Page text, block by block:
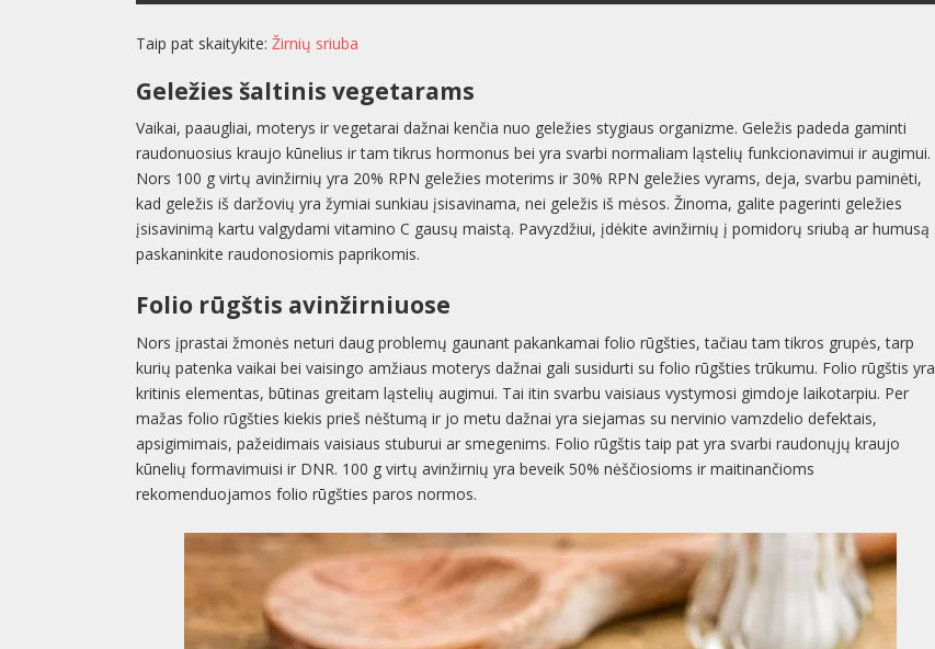
Taip pat skaitykite:Žirnių sriuba
Geležies šaltinis vegetarams
Vaikai, paaugliai, moterys ir vegetarai dažnai kenčia nuo geležies stygiaus organizme. Geležis padeda gaminti
raudonuosius kraujo kūnelius ir tam tikrus hormonus bei yra svarbi normaliam ląstelių funkcionavimui ir augimui.
Nors 100 g virtų avinžirnių yra 20% RPN geležies moterims ir 30% RPN geležies vyrams, deja, svarbu paminėti,
kad geležis iš daržovių yra žymiai sunkiau įsisavinama, nei geležis iš mėsos. Žinoma, galite pagerinti geležies
įsisavinimą kartu valgydami vitamino C gausų maistą. Pavyzdžiui, įdėkite avinžirnių į pomidorų sriubą ar humusą
paskaninkite raudonosiomis paprikomis.
Folio rūgštis avinžirniuose
Nors įprastai žmonės neturi daug problemų gaunant pakankamai folio rūgšties, tačiau tam tikros grupės, tarp
kurių patenka vaikai bei vaisingo amžiaus moterys dažnai gali susidurti su folio rūgšties trūkumu. Folio rūgštis yra
kritinis elementas, būtinas greitam ląstelių augimui. Tai itin svarbu vaisiaus vystymosi gimdoje laikotarpiu. Per
mažas folio rūgšties kiekis prieš nėštumą ir jo metu dažnai yra siejamas su nervinio vamzdelio defektais,
apsigimimais, pažeidimais vaisiaus stuburui ar smegenims. Folio rūgštis taip pat yra svarbi raudonųjų kraujo
kūnelių formavimuisi ir DNR. 100 g virtų avinžirnių yra beveik 50% nėščiosioms ir maitinančioms
rekomenduojamos folio rūgšties paros normos.